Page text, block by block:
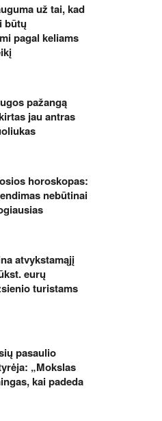
už tai, kad
būtų
pagal keliams
pažangą
jau antras
horoskopas:
nebūtinai
atvykstamąjį
eurų
turistams
pasaulio
„Mokslas
kai padeda